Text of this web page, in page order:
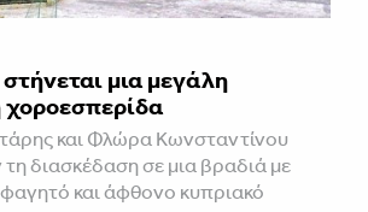
μια μεγάλη
χοροεσπερίδα
και Φλώρα Κωνσταντίνου
διασκέδαση σε μια βραδιά με
και άφθονο κυπριακό